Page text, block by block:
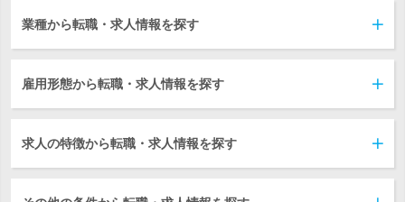
業種から転職・求人情報を探す
雇用形態から転職・求人情報を探す
求人の特徴から転職・求人情報を探す